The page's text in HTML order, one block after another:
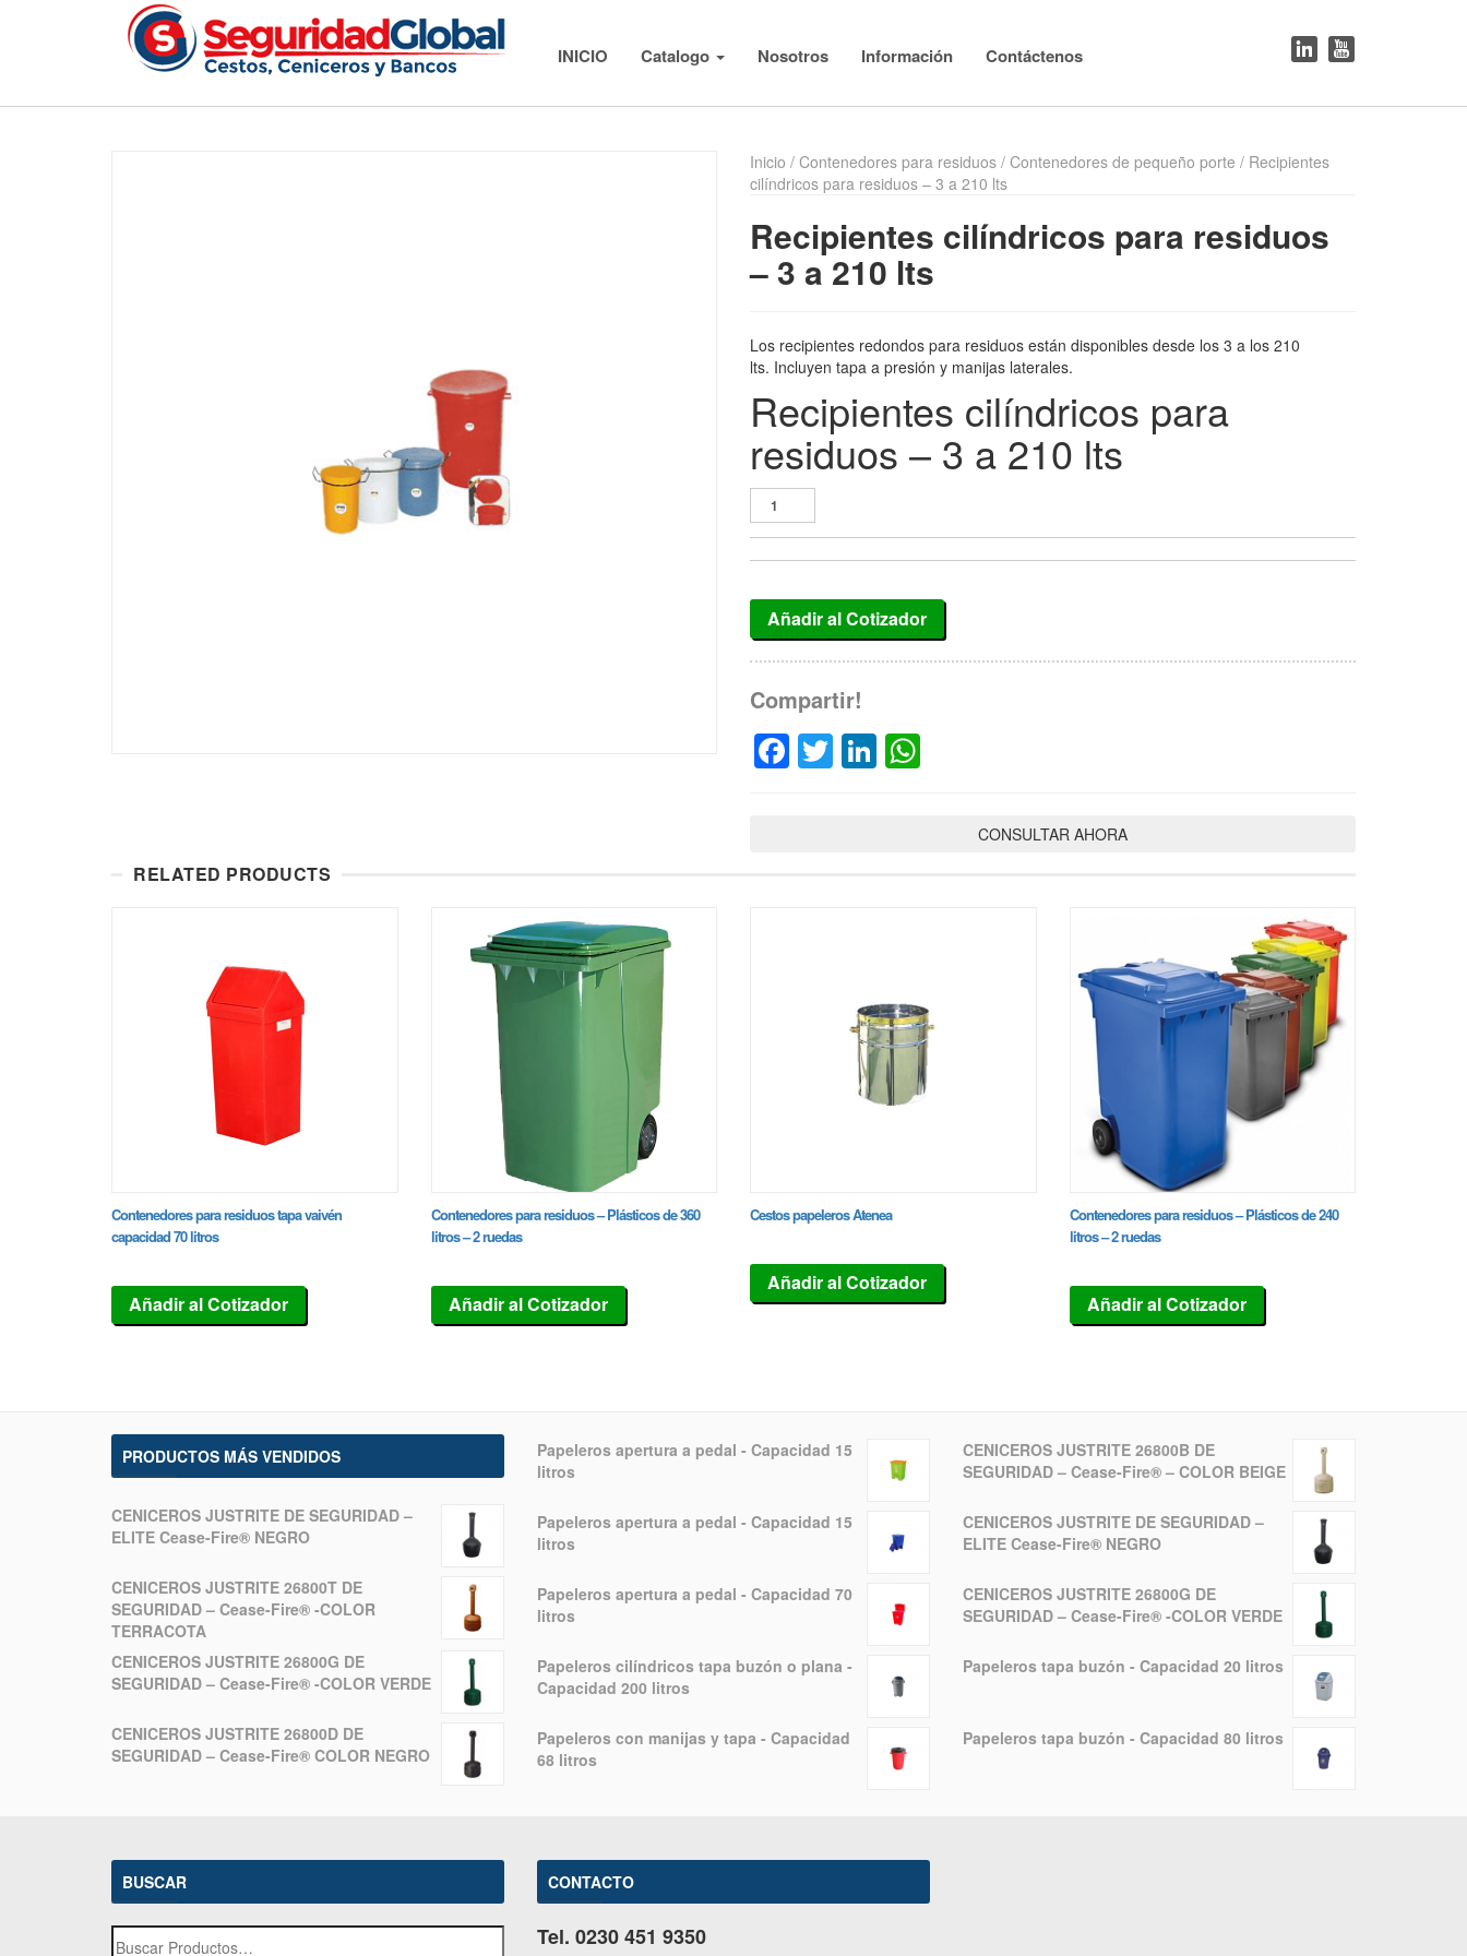
INICIO Catalogo Nosotros Información Contáctenos
Inicio / Contenedores para residuos / Contenedores de pequeño porte / Recipientes
cilíndricos para residuos – 3 a 210 lts
Recipientes cilíndricos para residuos
– 3 a 210 lts
Los recipientes redondos para residuos están disponibles desde los 3 a los 210
lts. Incluyen tapa a presión y manijas laterales.
Recipientes cilíndricos para
residuos – 3 a 210 lts
Añadir al Cotizador
Compartir!
Facebook
TwitterLinkedIn
CONSULTAR AHORA
RELATED PRODUCTS
Contenedores para residuos tapa vaivén
capacidad 70 litros
Añadir al Cotizador
Contenedores para residuos – Plásticos de 360
litros – 2 ruedas
Añadir al Cotizador
Cestos papeleros Atenea
Añadir al Cotizador
Contenedores para residuos – Plásticos de 240
litros – 2 ruedas
Añadir al Cotizador
PRODUCTOS MÁS VENDIDOS
CENICEROS JUSTRITE DE SEGURIDAD –
ELITE Cease-Fire® NEGRO
CENICEROS JUSTRITE 26800T DE
SEGURIDAD – Cease-Fire® -COLOR
TERRACOTA
CENICEROS JUSTRITE 26800G DE
SEGURIDAD – Cease-Fire® -COLOR VERDE
CENICEROS JUSTRITE 26800D DE
SEGURIDAD – Cease-Fire® COLOR NEGRO
Papeleros apertura a pedal - Capacidad 15
litros
Papeleros apertura a pedal - Capacidad 15
litros
Papeleros apertura a pedal - Capacidad 70
litros
Papeleros cilíndricos tapa buzón o plana -
Capacidad 200 litros
Papeleros con manijas y tapa - Capacidad
68 litros
CENICEROS JUSTRITE 26800B DE
SEGURIDAD – Cease-Fire® – COLOR BEIGE
CENICEROS JUSTRITE DE SEGURIDAD –
ELITE Cease-Fire® NEGRO
CENICEROS JUSTRITE 26800G DE
SEGURIDAD – Cease-Fire® -COLOR VERDE
Papeleros tapa buzón - Capacidad 20 litros
Papeleros tapa buzón - Capacidad 80 litros
BUSCAR CONTACTO
Tel. 0230 451 9350